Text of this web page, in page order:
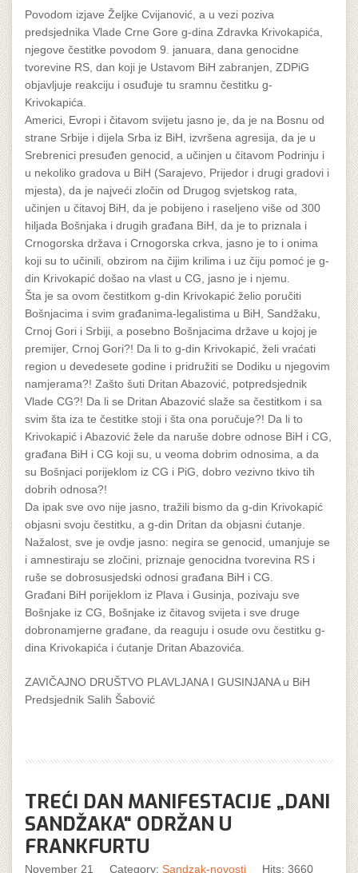
Povodom izjave Željke Cvijanović, a u vezi poziva
predsjednika Vlade Crne Gore g-dina Zdravka Krivokapića,
njegove čestitke povodom 9. januara, dana genocidne
tvorevine RS, dan koji je Ustavom BiH zabranjen, ZDPiG
objavljuje reakciju i osuđuje tu sramnu čestitku g-
Krivokapića.
Americi, Evropi i čitavom svijetu jasno je, da je na Bosnu od
strane Srbije i dijela Srba iz BiH, izvršena agresija, da je u
Srebrenici presuđen genocid, a učinjen u čitavom Podrinju i
u nekoliko gradova u BiH (Sarajevo, Prijedor i drugi gradovi i
mjesta), da je najveći zločin od Drugog svjetskog rata,
učinjen u čitavoj BiH, da je pobijeno i raseljeno više od 300
hiljada Bošnjaka i drugih građana BiH, da je to priznala i
Crnogorska država i Crnogorska crkva, jasno je to i onima
koji su to učinili, obzirom na čijim krilima i uz čiju pomoć je g-
din Krivokapić došao na vlast u CG, jasno je i njemu.
Šta je sa ovom čestitkom g-din Krivokapić želio poručiti
Bošnjacima i svim građanima-legalistima u BiH, Sandžaku,
Crnoj Gori i Srbiji, a posebno Bošnjacima države u kojoj je
premijer, Crnoj Gori?! Da li to g-din Krivokapić, želi vraćati
region u devedesete godine i pridružiti se Dodiku u njegovim
namjerama?! Zašto šuti Dritan Abazović, potpredsjednik
Vlade CG?! Da li se Dritan Abazović slaže sa čestitkom i sa
svim šta iza te čestitke stoji i šta ona poručuje?! Da li to
Krivokapić i Abazović žele da naruše dobre odnose BiH i CG,
građana BiH i CG koji su, u veoma dobrim odnosima, a da
su Bošnjaci porijeklom iz CG i PiG, dobro vezivno tkivo tih
dobrih odnosa?!
Da ipak sve ovo nije jasno, tražili bismo da g-din Krivokapić
objasni svoju čestitku, a g-din Dritan da objasni ćutanje.
Nažalost, sve je ovdje jasno: negira se genocid, umanjuje se
i amnestiraju se zločini, priznaje genocidna tvorevina RS i
ruše se dobrosusjedski odnosi građana BiH i CG.
Građani BiH porijeklom iz Plava i Gusinja, pozivaju sve
Bošnjake iz CG, Bošnjake iz čitavog svijeta i sve druge
dobronamjerne građane, da reaguju i osude ovu čestitku g-
dina Krivokapića i ćutanje Dritan Abazovića.
ZAVIČAJNO DRUŠTVO PLAVLJANA I GUSINJANA u BiH
Predsjednik Salih Šabović
TREĆI DAN MANIFESTACIJE „DANI
SANDŽAKA“ ODRŽAN U
FRANKFURTU
November 21 Category: Sandzak-novosti Hits: 3660